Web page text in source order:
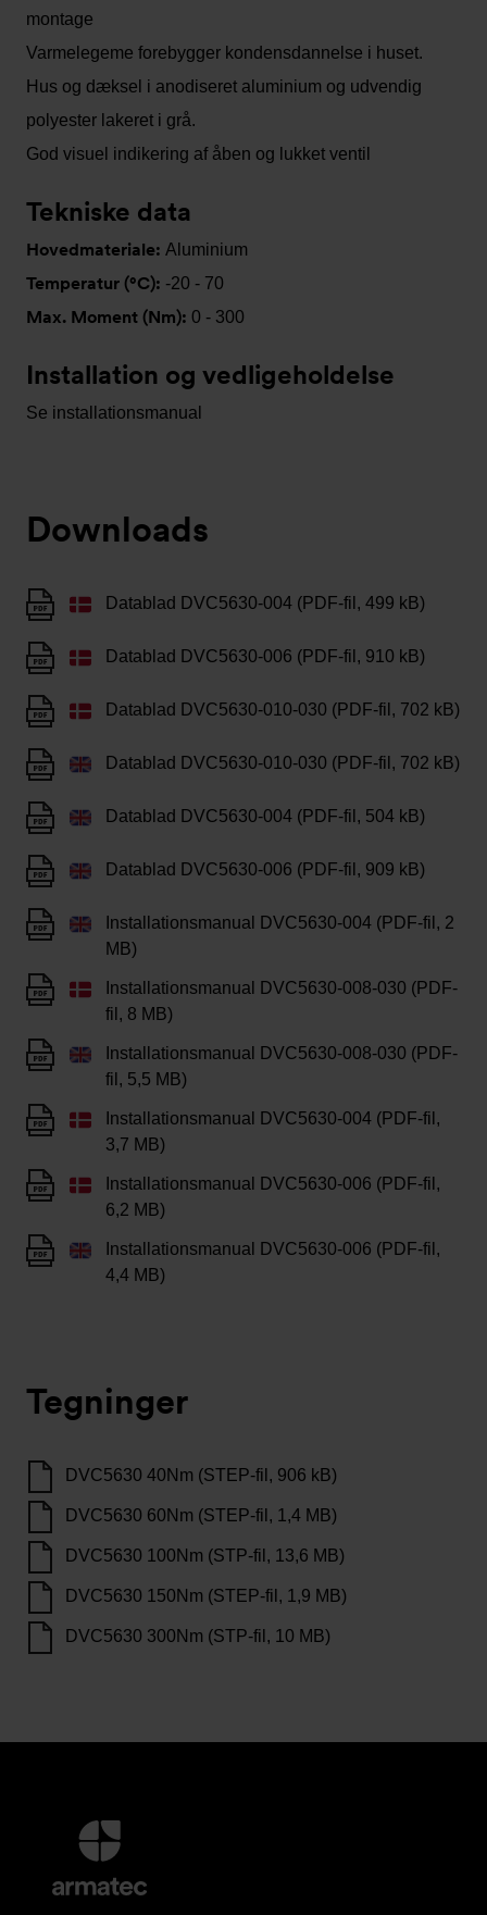
montage
Varmelegeme forebygger kondensdannelse i huset.
Hus og dæksel i anodiseret aluminium og udvendig
polyester lakeret i grå.
God visuel indikering af åben og lukket ventil
Tekniske data
Hovedmateriale: Aluminium
Temperatur (°C): -20 - 70
Max. Moment (Nm): 0 - 300
Installation og vedligeholdelse
Se installationsmanual
Downloads
Datablad DVC5630-004 (PDF-fil, 499 kB)
Datablad DVC5630-006 (PDF-fil, 910 kB)
Datablad DVC5630-010-030 (PDF-fil, 702 kB)
Datablad DVC5630-010-030 (PDF-fil, 702 kB)
Datablad DVC5630-004 (PDF-fil, 504 kB)
Datablad DVC5630-006 (PDF-fil, 909 kB)
Installationsmanual DVC5630-004 (PDF-fil, 2
MB)
Installationsmanual DVC5630-008-030 (PDF-
fil, 8 MB)
Installationsmanual DVC5630-008-030 (PDF-
fil, 5,5 MB)
Installationsmanual DVC5630-004 (PDF-fil,
3,7 MB)
Installationsmanual DVC5630-006 (PDF-fil,
6,2 MB)
Installationsmanual DVC5630-006 (PDF-fil,
4,4 MB)
Tegninger
DVC5630 40Nm (STEP-fil, 906 kB)
DVC5630 60Nm (STEP-fil, 1,4 MB)
DVC5630 100Nm (STP-fil, 13,6 MB)
DVC5630 150Nm (STEP-fil, 1,9 MB)
DVC5630 300Nm (STP-fil, 10 MB)
Yderligere
information
og